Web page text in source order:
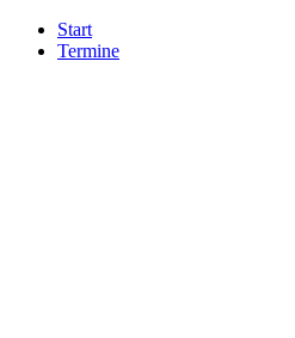
Start
Termine